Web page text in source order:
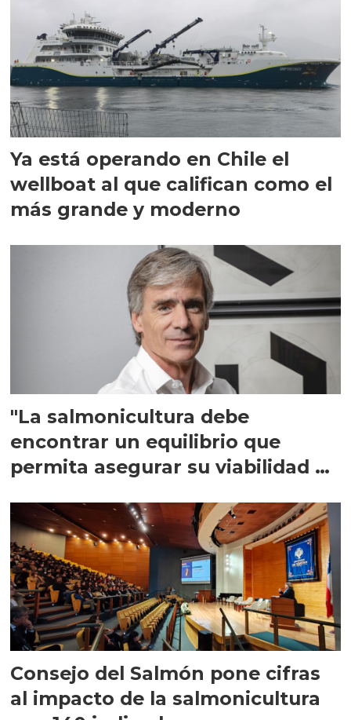
Ya está operando en Chile el
wellboat al que califican como el
más grande y moderno
"La salmonicultura debe
encontrar un equilibrio que
permita asegurar su viabilidad de
Consejo del Salmón pone cifras
al impacto de la salmonicultura